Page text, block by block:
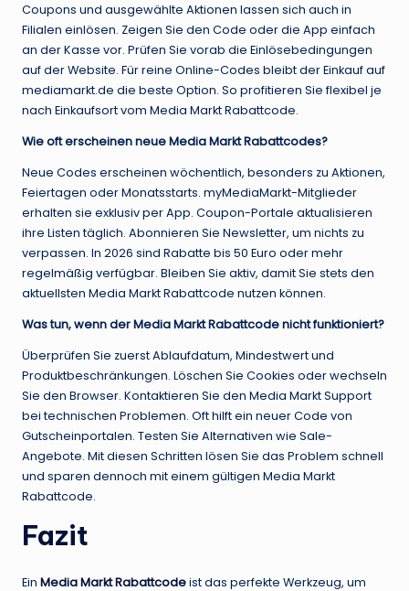
Coupons und ausgewählte Aktionen lassen sich auch in
Filialen einlösen. Zeigen Sie den Code oder die App einfach
an der Kasse vor. Prüfen Sie vorab die Einlösebedingungen
auf der Website. Für reine Online-Codes bleibt der Einkauf auf
mediamarkt.de die beste Option. So profitieren Sie flexibel je
nach Einkaufsort vom Media Markt Rabattcode.
Wie oft erscheinen neue Media Markt Rabattcodes?
Neue Codes erscheinen wöchentlich, besonders zu Aktionen,
Feiertagen oder Monatsstarts. myMediaMarkt-Mitglieder
erhalten sie exklusiv per App. Coupon-Portale aktualisieren
ihre Listen täglich. Abonnieren Sie Newsletter, um nichts zu
verpassen. In 2026 sind Rabatte bis 50 Euro oder mehr
regelmäßig verfügbar. Bleiben Sie aktiv, damit Sie stets den
aktuellsten Media Markt Rabattcode nutzen können.
Was tun, wenn der Media Markt Rabattcode nicht funktioniert?
Überprüfen Sie zuerst Ablaufdatum, Mindestwert und
Produktbeschränkungen. Löschen Sie Cookies oder wechseln
Sie den Browser. Kontaktieren Sie den Media Markt Support
bei technischen Problemen. Oft hilft ein neuer Code von
Gutscheinportalen. Testen Sie Alternativen wie Sale-
Angebote. Mit diesen Schritten lösen Sie das Problem schnell
und sparen dennoch mit einem gültigen Media Markt
Rabattcode.
Fazit
Ein Media Markt Rabattcodeist das perfekte Werkzeug, um